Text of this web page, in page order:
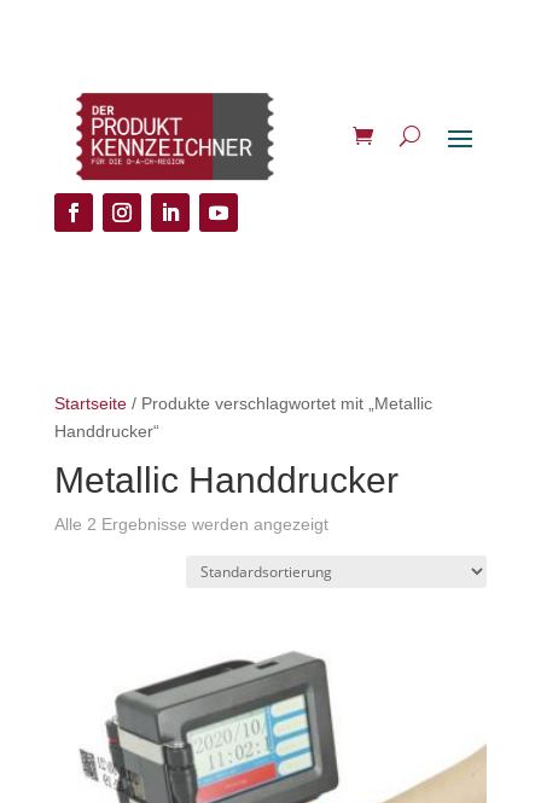
Startseite/ Produkte verschlagwortet mit „Metallic
Handdrucker“
Metallic Handdrucker
Alle 2 Ergebnisse werden angezeigt